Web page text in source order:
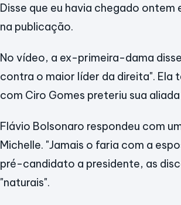
Disse que eu havia chegado
na publicação.
No vídeo, a ex-primeira-dama
contra o maior líder da direita". Ela
com Ciro Gomes preteriu sua
Flávio Bolsonaro respondeu com
Michelle. "Jamais o faria com a
pré-candidato a presidente, as
"naturais".